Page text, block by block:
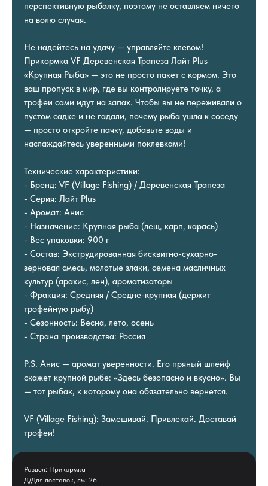
перспективную рыбалку, поэтому не оставляем ничего
на волю случая.
Не надейтесь на удачу — управляйте клевом!
Прикормка VF Деревенская Трапеза Лайт Plus
«Крупная Рыба» — это не просто пакет с кормом. Это
ваш пропуск в мир, где вы контролируете точку, а
трофеи сами идут на запах. Чтобы вы не переживали о
пустом садке и не гадали, почему рыба ушла к соседу
— просто откройте пачку, добавьте воды и
наслаждайтесь уверенными поклевками!
Технические характеристики:
- Бренд: VF (Village Fishing) / Деревенская Трапеза
- Серия: Лайт Plus
- Аромат: Анис
- Назначение: Крупная рыба (лещ, карп, карась)
- Вес упаковки: 900 г
- Состав: Экструдированная бисквитно-сухарно-
зерновая смесь, молотые злаки, семена масличных
культур (арахис, лен), ароматизаторы
- Фракция: Средняя / Средне-крупная (держит
трофейную рыбу)
- Сезонность: Весна, лето, осень
- Страна производства: Россия
P.S. Анис — аромат уверенности. Его пряный шлейф
скажет крупной рыбе: «Здесь безопасно и вкусно». Вы
— тот рыбак, к которому она обязательно вернется.
VF (Village Fishing): Замешивай. Привлекай. Доставай
трофеи!
Раздел: Прикормка
Д/Для доставок, см: 26